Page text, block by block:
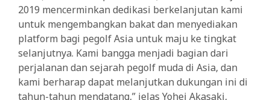
2019 mencerminkan dedikasi berkelanjutan kami
untuk mengembangkan bakat dan menyediakan
platform bagi pegolf Asia untuk maju ke tingkat
selanjutnya. Kami bangga menjadi bagian dari
perjalanan dan sejarah pegolf muda di Asia, dan
kami berharap dapat melanjutkan dukungan ini di
tahun-tahun mendatang,” jelas Yohei Akasaki,